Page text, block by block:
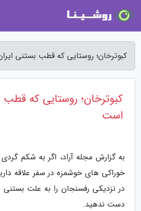
کبوترخان؛ روستایی که قطب بستنی
کبوترخان؛ روستایی که قطب
است
به گزارش مجله آراد، اگر به شکم
خوراکی های خوشمزه در سفر علاقه
در نزدیکی رفسنجان را به علت
دست ندهید.